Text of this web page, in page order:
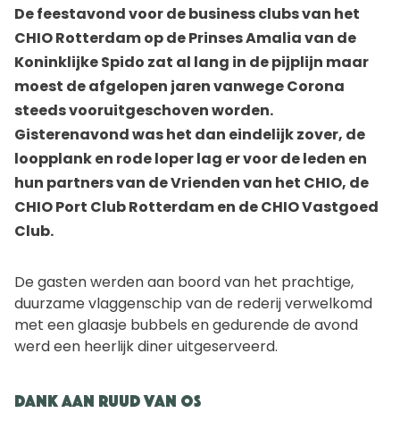
De feestavond voor de business clubs van het
CHIO Rotterdam op de Prinses Amalia van de
Koninklijke Spido zat al lang in de pijplijn maar
moest de afgelopen jaren vanwege Corona
steeds vooruitgeschoven worden.
Gisterenavond was het dan eindelijk zover, de
loopplank en rode loper lag er voor de leden en
hun partners van de Vrienden van het CHIO, de
CHIO Port Club Rotterdam en de CHIO Vastgoed
Club.
De gasten werden aan boord van het prachtige,
duurzame vlaggenschip van de rederij verwelkomd
met een glaasje bubbels en gedurende de avond
werd een heerlijk diner uitgeserveerd.
Dank aan Ruud van Os